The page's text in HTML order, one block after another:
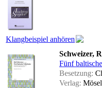
Klangbeispiel anhören
Schweizer,
Fünf
Besetzung:
Verlag: